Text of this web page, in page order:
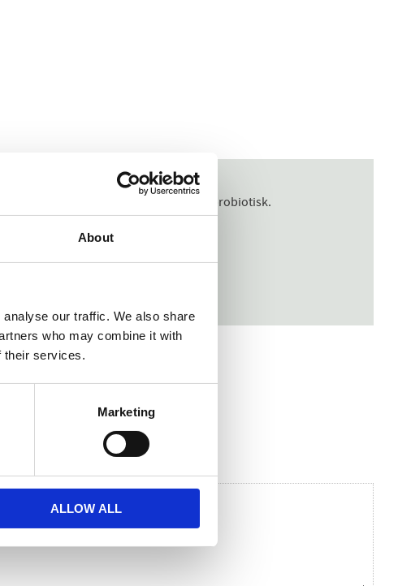
About
our traffic. We also share
who may combine it with
their services.
Marketing
ALLOW ALL
är också både tandvänlig och probiotisk.